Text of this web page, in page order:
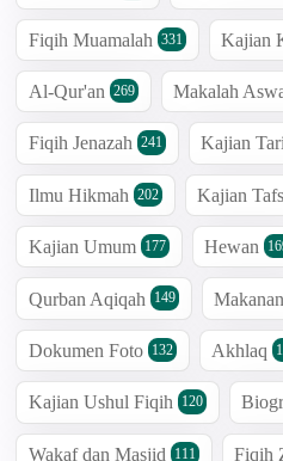
Fiqih Muamalah 331 Kajian
Al-Qur'an 269 Makalah
Fiqih Jenazah 241 Kajian
Ilmu Hikmah 202 Kajian
Kajian Umum 177 Hewan
Qurban Aqiqah 149
Dokumen Foto 132 Akhlaq
Kajian Ushul Fiqih 120
Wakaf dan Masjid 111 Fiqih